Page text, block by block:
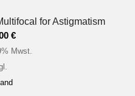
for Astigmatism
€
Mwst.